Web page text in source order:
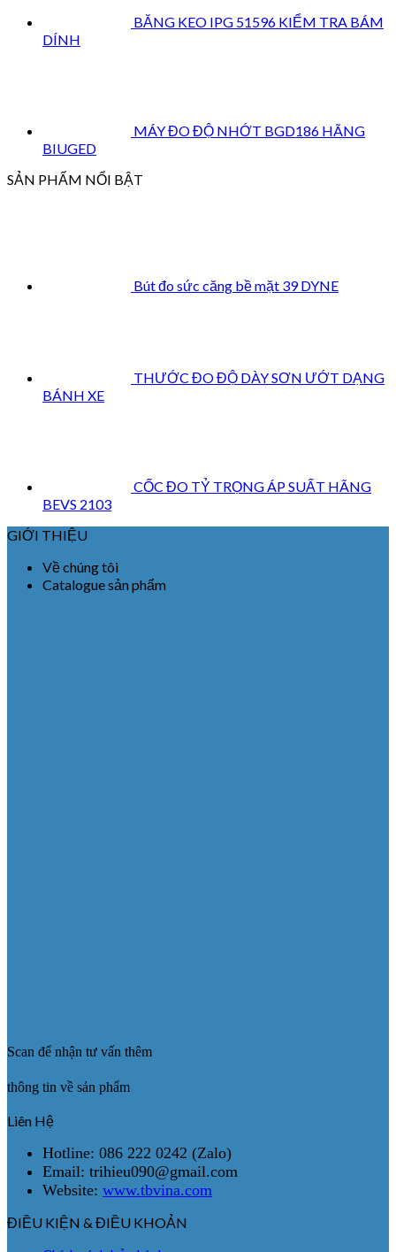
BĂNG KEO IPG 51596 KIỂM TRA BÁM
DÍNH
MÁY ĐO ĐỘ NHỚT BGD186 HÃNG
BIUGED
SẢN PHẨM NỔI BẬT
Bút đo sức căng bề mặt 39 DYNE
THƯỚC ĐO ĐỘ DÀY SƠN ƯỚT DẠNG
BÁNH XE
CỐC ĐO TỶ TRỌNG ÁP SUẤT HÃNG
BEVS 2103
GIỚI THIỆU
Về chúng tôi
Catalogue sản phẩm
Scan để nhận tư vấn thêm
thông tin về sản phẩm
Liên Hệ
Hotline: 086 222 0242 (Zalo)
Email: trihieu090@gmail.com
Website: www.tbvina.com
ĐIỀU KIỆN & ĐIỀU KHOẢN